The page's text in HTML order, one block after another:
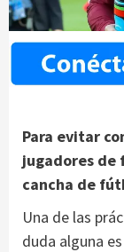
Para evitar
jugadores de
cancha de
Una de las
duda alguna